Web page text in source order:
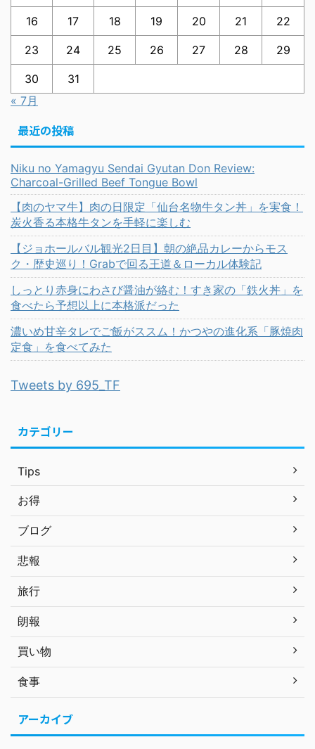
16 17 18 19 20 21 22
23 24 25 26 27 28 29
30
31
« 7月
最近の投稿
Niku no Yamagyu Sendai Gyutan Don Review:
Charcoal-Grilled Beef Tongue Bowl
【肉のヤマ牛】肉の日限定「仙台名物牛タン丼」を実食！
炭火香る本格牛タンを手軽に楽しむ
【ジョホールバル観光2日目】朝の絶品カレーからモス
ク・歴史巡り！Grabで回る王道＆ローカル体験記
しっとり赤身にわさび醤油が絡む！すき家の「鉄火丼」を
食べたら予想以上に本格派だった
濃いめ甘辛タレでご飯がススム！かつやの進化系「豚焼肉
定食」を食べてみた
Tweets by 695_TF
カテゴリー
Tips
お得
ブログ
悲報
旅行
朗報
買い物
食事
アーカイブ